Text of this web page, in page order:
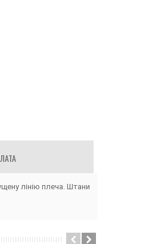
лінію плеча. Штани